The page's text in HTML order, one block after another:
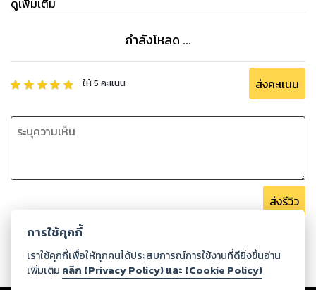
ดูเพิ่มเติม
กำลังโหลด ...
ให้5 คะแนน ส่งคะแนน
ส่งรีวิว
การใช้คุกกี้
เราใช้คุกกี้เพื่อให้ทุกคนได้ประสบการณ์การใช้งานที่ดียิ่งขึ้นอ่าน
เพิ่มเติม คลิก (Privacy Policy) และ (Cookie Policy)